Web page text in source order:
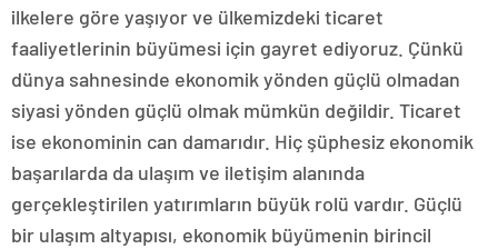
ilkelere göre yaşıyor ve ülkemizdeki ticaret
faaliyetlerinin büyümesi için gayret ediyoruz. Çünkü
dünya sahnesinde ekonomik yönden güçlü olmadan
siyasi yönden güçlü olmak mümkün değildir. Ticaret
ise ekonominin can damarıdır. Hiç şüphesiz ekonomik
başarılarda da ulaşım ve iletişim alanında
gerçekleştirilen yatırımların büyük rolü vardır. Güçlü
bir ulaşım altyapısı, ekonomik büyümenin birincil